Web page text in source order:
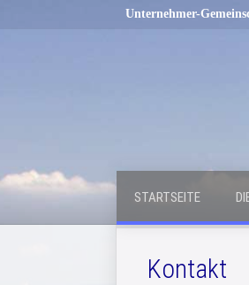
Unternehmer-
STARTSEITE
Kontakt